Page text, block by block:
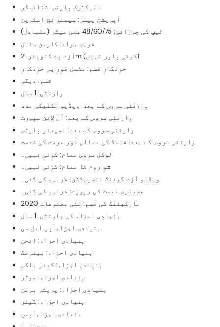
الیکٹرک پارٹس: شنائیڈر
آپریشن پینل: سیمنز ٹچ اسکرین
ٹیپ کی چوڑائی: 48/60/75 ملی میٹر (متبادل)
فریم مواد: کاربن سٹیل
آؤٹ پٹ کنویئر: 2m (کوئی پاور نہیں)
خودکار قسم: مکمل طور پر خودکار
قسم: دیگر
وارنٹی: 1 سال
وارنٹی سروس کے بعد: ویڈیو تکنیکی مدد
وارنٹی سروس کے بعد: آن لائن سپورٹ
وارنٹی سروس کے بعد: اسپیئر پارٹس
وارنٹی سروس کے بعد: فیلڈ کی بحالی اور مرمت کی خدمت
لوکل سروس مقام: کوئی نہیں۔
شو روم کا مقام: کوئی نہیں۔
ویڈیو آؤٹ گوئنگ انسپیکشن: فراہم کی گئی۔
مشینری ٹیسٹ کی رپورٹ: فراہم کی گئی۔
مارکیٹنگ کی قسم: نئی مصنوعات 2020
بنیادی اجزاء کی وارنٹی: 1 سال
بنیادی اجزاء: پی ایل سی
بنیادی اجزاء: انجن
بنیادی اجزاء: بیئرنگ
بنیادی اجزاء: گیئر باکس
بنیادی اجزاء: موٹر
بنیادی اجزاء: پریشر برتن
بنیادی اجزاء: گیئر
بنیادی اجزاء: پمپ